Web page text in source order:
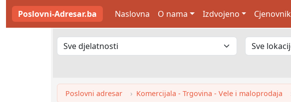
Poslovni-Adresar.ba Naslovna O nama Izdvojeno Cjenovnik
Poslovni adresar Komercijala - Trgovina - Vele i maloprodaja